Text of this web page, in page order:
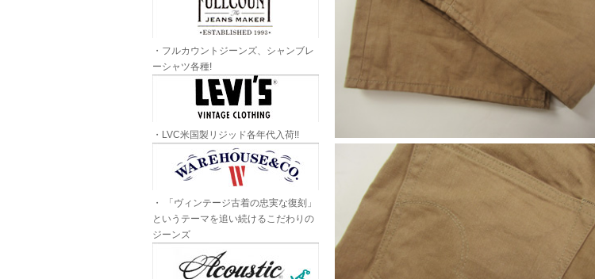
・フルカウントジーンズ、シャンブレ
ーシャツ各種!
・LVC米国製リジッド各年代入荷!!
・ 「ヴィンテージ古着の忠実な復刻」
というテーマを追い続けるこだわりの
ジーンズ